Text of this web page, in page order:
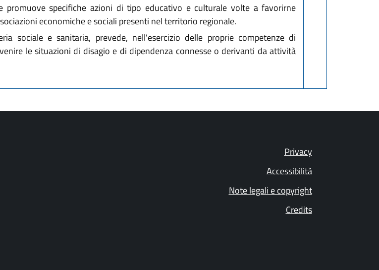
specifiche azioni di tipo educativo e culturale volte a favorirne
economiche e sociali presenti nel territorio regionale.
sociale e sanitaria, prevede, nell'esercizio delle proprie competenze di
le situazioni di disagio e di dipendenza connesse o derivanti da attività
Privacy
Accessibilità
Note legali e copyright
Credits